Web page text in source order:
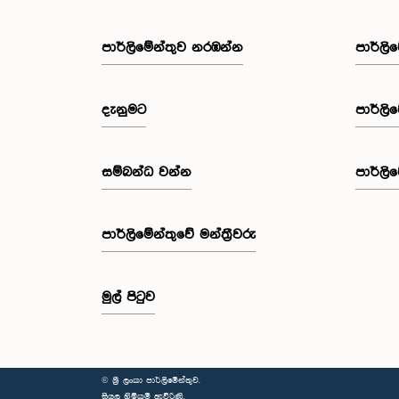
පාර්ලි‌මේන්තුව නරඹන්න
දැනුමට
සම්බන්ධ වන්න
පාර්ලි‌මේන්තුවේ මන්ත්‍රීවරු
මුල් පිටුව
© ශ්‍රී ලංකා පාර්ලි‌මේන්තුව.
සියලු හිමිකම් ඇවිරිණි.